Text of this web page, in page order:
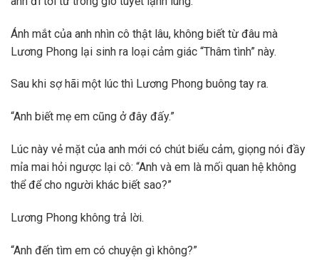
Ánh mắt của anh nhìn cô thật lâu, không biết từ đâu mà
Lương Phong lại sinh ra loại cảm giác “Thâm tình” này.
Sau khi sợ hãi một lúc thì Lương Phong buông tay ra.
“Anh biết mẹ em cũng ở đây đấy.”
Lúc này vẻ mặt của anh mới có chút biểu cảm, giọng nói đầy
mỉa mai hỏi ngược lại cô: “Anh và em là mối quan hệ không
thể để cho người khác biết sao?”
Lương Phong không trả lời.
“Anh đến tìm em có chuyện gì không?”